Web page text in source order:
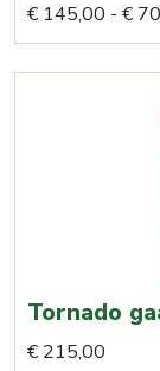
€ 145,00 - €
Tornado
€ 215,00